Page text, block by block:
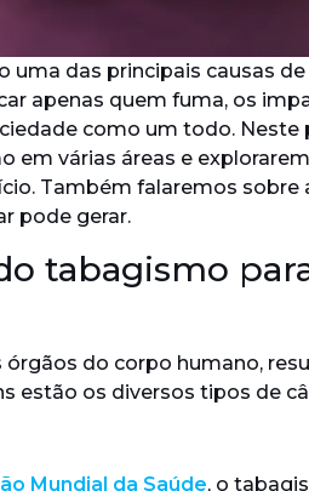
uma das principais causas
apenas quem fuma, os
como um todo. Neste
em várias áreas e
Também falaremos sobre
pode gerar.
tabagismo
do corpo humano,
estão os diversos tipos de
Mundial da Saúde, o